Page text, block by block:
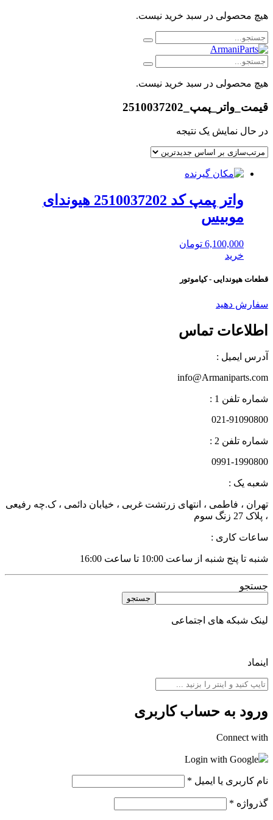
هیچ محصولی در سبد خرید نیست.
هیچ محصولی در سبد خرید نیست.
قیمت_واتر_پمپ_2510037202
در حال نمایش یک نتیجه
واتر پمپ کد 2510037202 هیوندای
موبیس
6,100,000 تومان
خرید
قطعات هیوندایی - کیاموتور
سفارش دهید
اطلاعات تماس
آدرس ایمیل :
info@Armaniparts.com
شماره تلفن 1 :
021-91090800
شماره تلفن 2 :
0991-1990800
شعبه یک :
تهران ، فاطمی ، انتهای زرتشت غربی ، خیابان دائمی ، ک.چه رفیعی
، پلاک 27 زنگ سوم
ساعات کاری :
شنبه تا پنج شنبه از ساعت 10:00 تا ساعت 16:00
جستجو
جستجو
لینک شبکه های اجتماعی
اینماد
ورود به حساب کاربری
Connect with
Login with Google
نام کاربری یا ایمیل *
گذرواژه *